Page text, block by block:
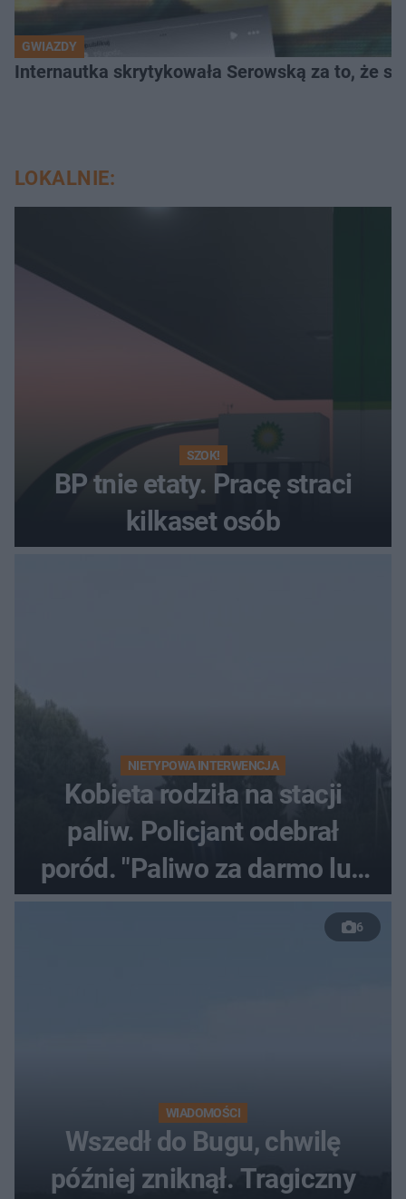
GWIAZDY
Internautka skrytykowała Serowską za to, że
LOKALNIE:
SZOK!
BP tnie etaty. Pracę straci
kilkaset osób
NIETYPOWA INTERWENCJA
Kobieta rodziła na stacji
paliw. Policjant odebrał
poród. "Paliwo za darmo lub
50 %!"
6
WIADOMOŚCI
Wszedł do Bugu, chwilę
później zniknął. Tragiczny